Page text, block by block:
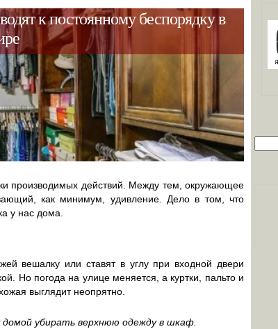
к постоянному беспорядку в
производимых действий. Между тем, окружающее
как минимум, удивление. Дело в том, что
у нас дома.
вешалку или ставят в углу при входной двери
Но погода на улице меняется, а куртки, пальто и
выглядит неопрятно.
домой убирать верхнюю одежду в шкаф.
Найти: